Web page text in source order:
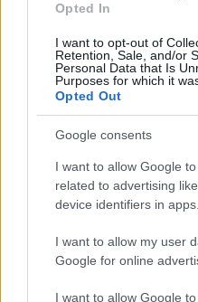
Opted In
I want to opt-out of
Retention, Sale, and/or
Personal Data that Is
Purposes for which it
Opted Out
Google consents
I want to allow Google
related to advertising
device identifiers in apps.
I want to allow my user
Google for online
I want to allow Google
Lgbtq News